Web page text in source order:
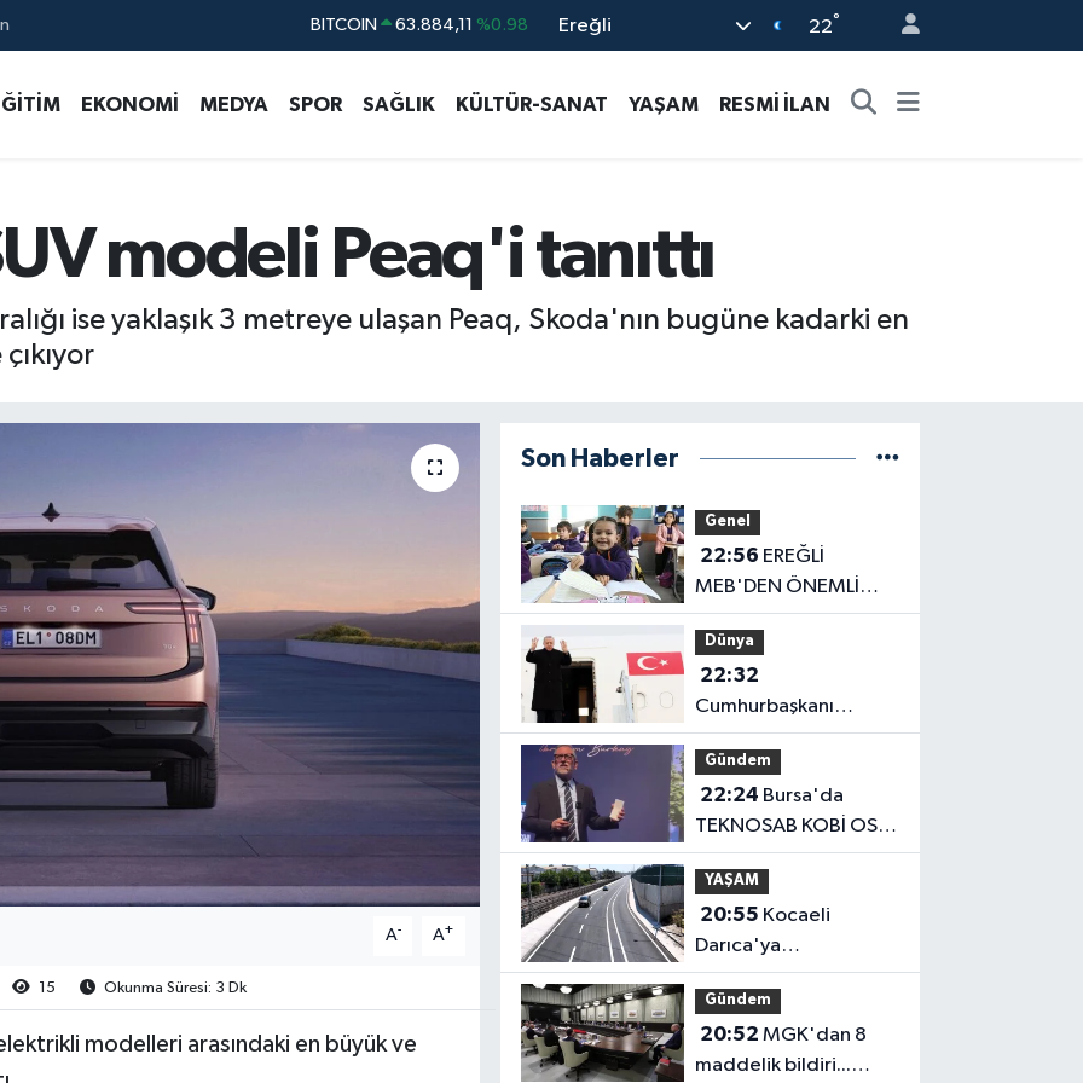
DOLAR 47,5563 %0.01
STERLİN 63,9168 %-0.44
BITCOIN 63.884,11 %0.98
Ereğli 22°
EKONOMİ MEDYA SPOR SAĞLIK KÜLTÜR-SANAT YAŞAM RESMİ İLAN
modeli Peaq'i tanıttı
ise yaklaşık 3 metreye ulaşan Peaq, Skoda'nın bugüne kadarki en
A- A+
15 Okunma Süresi: 3 Dk
modelleri arasındaki en büyük ve
Son Haberler
Genel
22:56
MEB'DEN ÖNEMLİ
AÇIKLAMA
Dünya
22:32
Cumhurbaşkanı
Erdoğan, Suudi
Arabistan yolcusu
Gündem
22:24
TEKNOSAB KOBİ OSB
tanıtıldı... Bursa'nın
kalkınma
yolculuğunda yeni
dönem
YAŞAM
20:55
Darıca'ya
Büyükşehir'den
modern ulaşım yatırımı
Gündem
20:52 MGK'dan 8
maddelik bildiri...